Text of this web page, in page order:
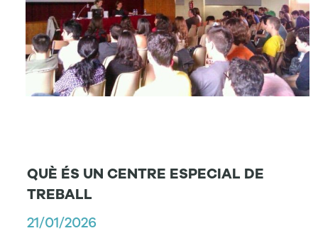
QUÈ ÉS UN CENTRE ESPECIAL DE
TREBALL
21/01/2026